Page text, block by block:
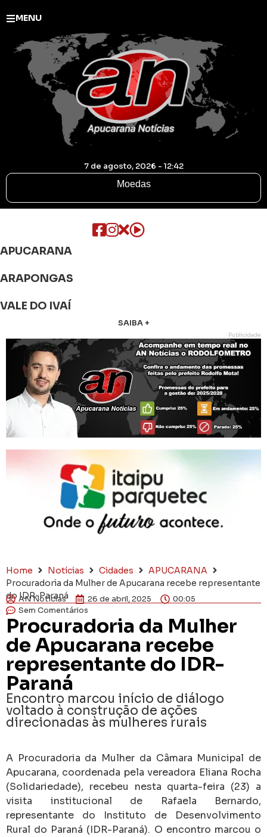
MENU
7 de agosto, 2026 - 12:42
Moedas
APUCARANA
ARAPONGAS
VALE DO IVAÍ
SAIBA +
Publicidade
Home Notícias Cidades
APUCARANA
Procuradoria da Mulher de Apucarana recebe representante
do IDR-Paraná
AN Notícias 26 de abril, 2025
00:05
Sem Comentários
Procuradoria da Mulher
de Apucarana recebe
representante do IDR-
Paraná
Encontro marcou início de diálogo
voltado à construção de ações
direcionadas às mulheres rurais
A Procuradoria da Mulher da Câmara Municipal de
Apucarana, coordenada pela vereadora Eliana Rocha
(Solidariedade), recebeu nesta quarta-feira (23) a
visita institucional de Rafaela Bernardo,
representante do Instituto de Desenvolvimento
Rural do Paraná (IDR-Paraná). O encontro marcou o